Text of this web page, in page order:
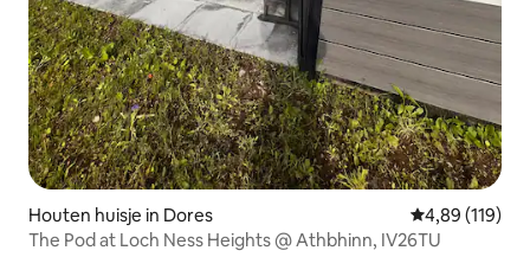
Houten huisje in Dores Gemiddelde
4,89 (119)
The Pod at Loch Ness Heights @ Athbhinn, IV26TU